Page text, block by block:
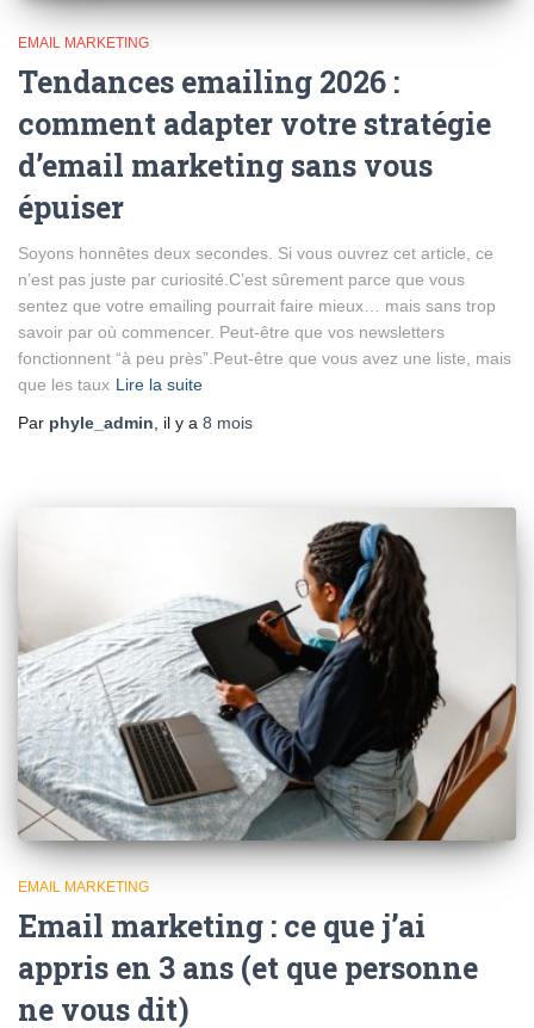
EMAIL MARKETING
Tendances emailing 2026 :
comment adapter votre stratégie
d’email marketing sans vous
épuiser
Soyons honnêtes deux secondes. Si vous ouvrez cet article, ce
n’est pas juste par curiosité.C’est sûrement parce que vous
sentez que votre emailing pourrait faire mieux… mais sans trop
savoir par où commencer. Peut-être que vos newsletters
fonctionnent “à peu près”.Peut-être que vous avez une liste, mais
que les taux Lire la suite
Par phyle_admin , il y a 8 mois
EMAIL MARKETING
Email marketing : ce que j’ai
appris en 3 ans (et que personne
ne vous dit)